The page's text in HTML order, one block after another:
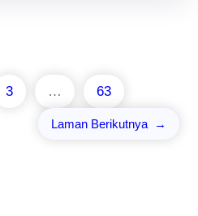
3 … 63
Laman Berikutnya →